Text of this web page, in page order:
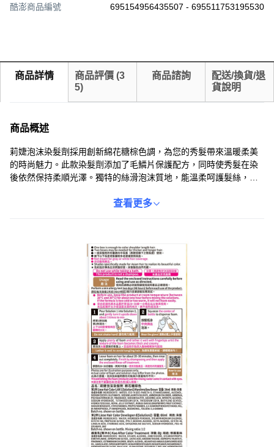
酷澎商品編號
695154956435507 - 695511753195530
商品詳情 商品評價 (3
5)
商品諮詢
配送/換貨/退
貨說明
商品概述
莉婕泡沫染髮劑採用創新綿花糖棕色調，為您的秀髮帶來溫暖柔美
的時尚魅力。此款染髮劑添加了毛鱗片保護配方，同時使秀髮在染
後依然保持柔順光澤。獨特的絲滑泡沫質地，能溫柔呵護髮絲，並
方式簡單便捷，即使在家也能輕鬆完成染髮，體驗如沙龍般的專業
查看更多